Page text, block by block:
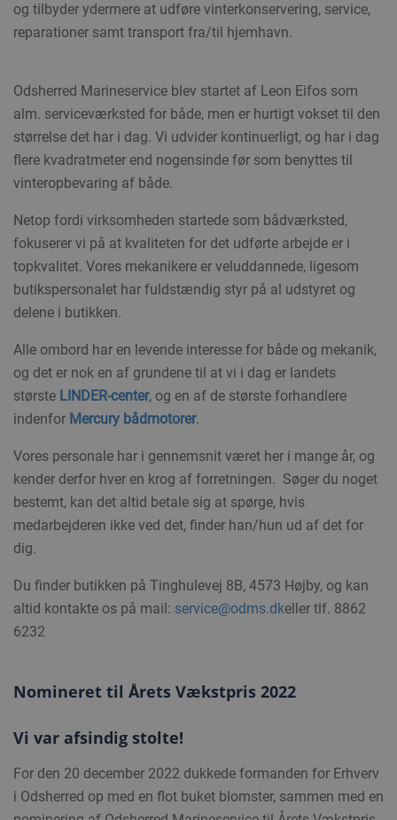
og tilbyder ydermere at udføre vinterkonservering, service,
reparationer samt transport fra/til hjemhavn.
Odsherred Marineservice blev startet af Leon Eifos som
alm. serviceværksted for både, men er hurtigt vokset til den
størrelse det har i dag. Vi udvider kontinuerligt, og har i dag
flere kvadratmeter end nogensinde før som benyttes til
vinteropbevaring af både.
Netop fordi virksomheden startede som bådværksted,
fokuserer vi på at kvaliteten for det udførte arbejde er i
topkvalitet. Vores mekanikere er veluddannede, ligesom
butikspersonalet har fuldstændig styr på al udstyret og
delene i butikken.
Alle ombord har en levende interesse for både og mekanik,
og det er nok en af grundene til at vi i dag er landets
største LINDER-center, og en af de største forhandlere
indenfor Mercury bådmotorer.
Vores personale har i gennemsnit været her i mange år, og
kender derfor hver en krog af forretningen. Søger du noget
bestemt, kan det altid betale sig at spørge, hvis
medarbejderen ikke ved det, finder han/hun ud af det for
dig.
Du finder butikken på Tinghulevej 8B, 4573 Højby, og kan
altid kontakte os på mail: service@odms.dkeller tlf. 8862
6232
Nomineret til Årets Vækstpris 2022
Vi var afsindig stolte!
For den 20 december 2022 dukkede formanden for Erhverv
i Odsherred op med en flot buket blomster, sammen med en